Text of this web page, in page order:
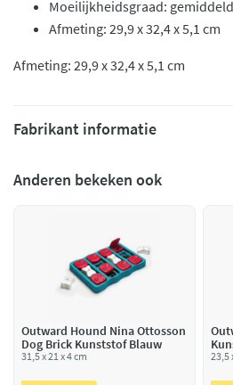
Moeilijkheidsgraad: gemiddeld
Afmeting: 29,9 x 32,4 x 5,1 cm
Afmeting: 29,9 x 32,4 x 5,1 cm
Fabrikant informatie
Anderen bekeken ook
Outward Hound Nina Ottosson
Dog Brick Kunststof Blauw
31,5 x 21 x 4 cm 23,5